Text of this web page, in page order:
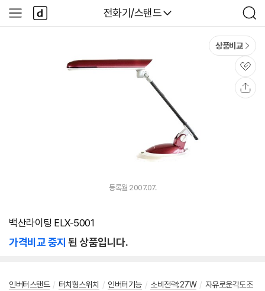
다나와
전화기/스탠드
검
색
사
이
다
나
와
상품비교
관
심
등록월 2007.07.
백산라이팅 ELX-5001
가격비교 중지 된 상품입니다.
인버터스탠드 / 터치형스위치 / 인버터기능 / 소비전력:27W / 자유로운각도조